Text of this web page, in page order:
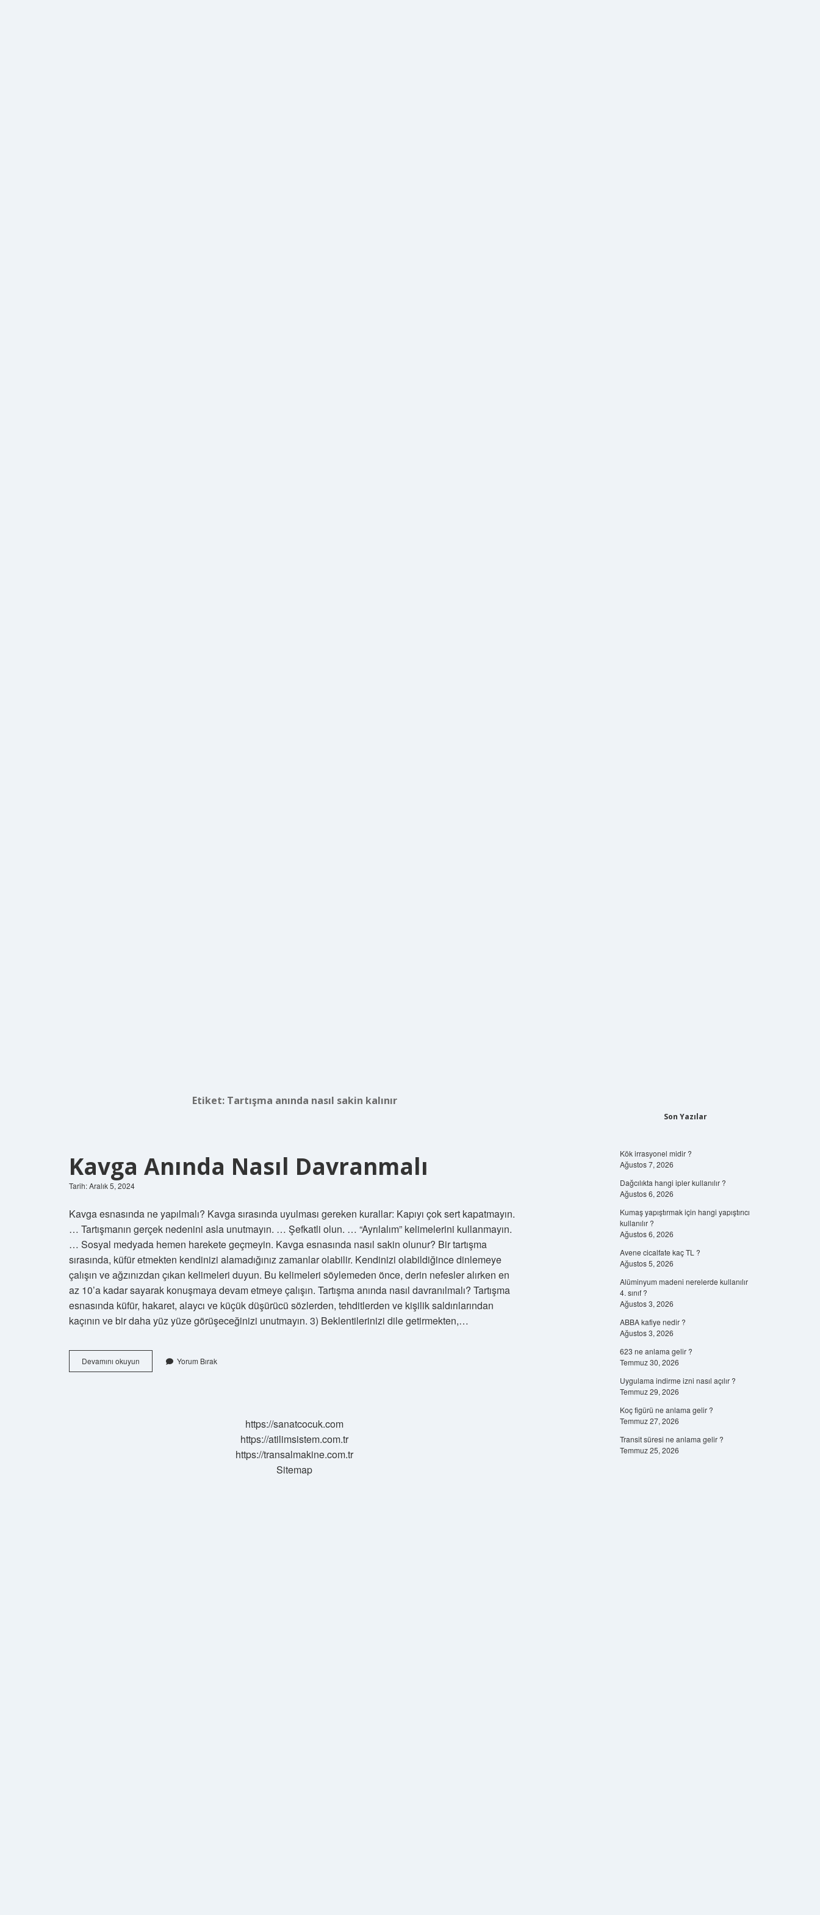
Etiket: Tartışma anında nasıl sakin kalınır
Kavga Anında Nasıl Davranmalı
Tarih: Aralık 5, 2024
Kavga esnasında ne yapılmalı? Kavga sırasında uyulması gereken kurallar: Kapıyı çok sert kapatmayın.
… Tartışmanın gerçek nedenini asla unutmayın. … Şefkatli olun. … “Ayrılalım” kelimelerini kullanmayın.
… Sosyal medyada hemen harekete geçmeyin. Kavga esnasında nasıl sakin olunur? Bir tartışma
sırasında, küfür etmekten kendinizi alamadığınız zamanlar olabilir. Kendinizi olabildiğince dinlemeye
çalışın ve ağzınızdan çıkan kelimeleri duyun. Bu kelimeleri söylemeden önce, derin nefesler alırken en
az 10’a kadar sayarak konuşmaya devam etmeye çalışın. Tartışma anında nasıl davranılmalı? Tartışma
esnasında küfür, hakaret, alaycı ve küçük düşürücü sözlerden, tehditlerden ve kişilik saldırılarından
kaçının ve bir daha yüz yüze görüşeceğinizi unutmayın. 3) Beklentilerinizi dile getirmekten,…
Devamını okuyun
Anında
Yorum Bırak
https://sanatcocuk.com
https://atilimsistem.com.tr
https://transalmakine.com.tr
Sitemap
Son Yazılar
Kök irrasyonel midir ?
Ağustos 7, 2026
Dağcılıkta hangi ipler kullanılır ?
Ağustos 6, 2026
Kumaş yapıştırmak için hangi yapıştırıcı
kullanılır ?
Ağustos 6, 2026
Avene cicalfate kaç TL ?
Ağustos 5, 2026
Alüminyum madeni nerelerde kullanılır
4. sınıf ?
Ağustos 3, 2026
ABBA kafiye nedir ?
Ağustos 3, 2026
623 ne anlama gelir ?
Temmuz 30, 2026
Uygulama indirme izni nasıl açılır ?
Temmuz 29, 2026
Koç figürü ne anlama gelir ?
Temmuz 27, 2026
Transit süresi ne anlama gelir ?
Temmuz 25, 2026